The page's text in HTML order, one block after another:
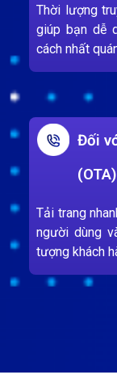
Thời lượng
giúp bạn dễ
cách nhất
Đối
(OTA)
Tải trang
người dùng
tượng khách